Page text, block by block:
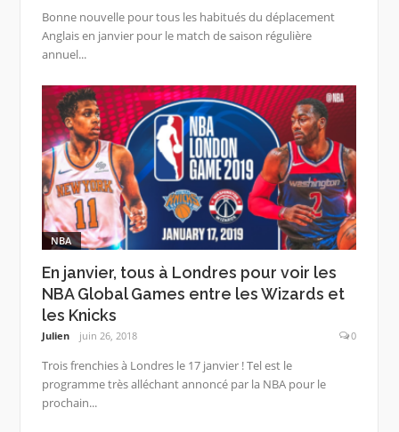
Bonne nouvelle pour tous les habitués du déplacement
Anglais en janvier pour le match de saison régulière
annuel...
NBA
En janvier, tous à Londres pour voir les
NBA Global Games entre les Wizards et
les Knicks
Julien juin 26, 2018 0
Trois frenchies à Londres le 17 janvier ! Tel est le
programme très alléchant annoncé par la NBA pour le
prochain...